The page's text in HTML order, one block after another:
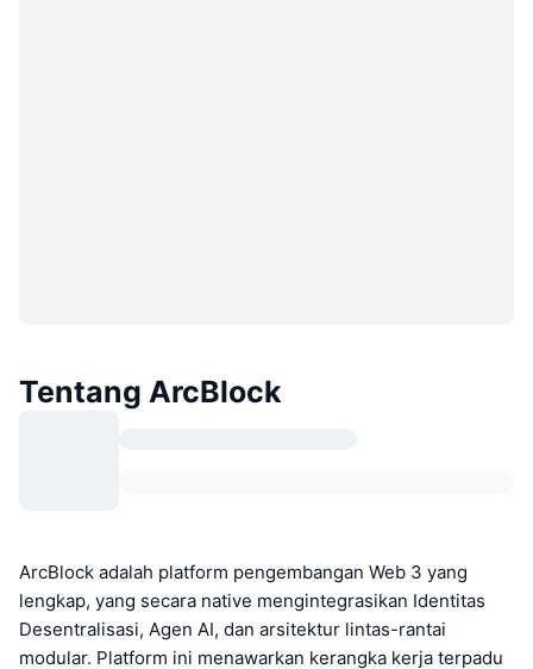
Tentang ArcBlock
ArcBlock adalah platform pengembangan Web 3 yang
lengkap, yang secara native mengintegrasikan Identitas
Desentralisasi, Agen AI, dan arsitektur lintas-rantai
modular. Platform ini menawarkan kerangka kerja terpadu